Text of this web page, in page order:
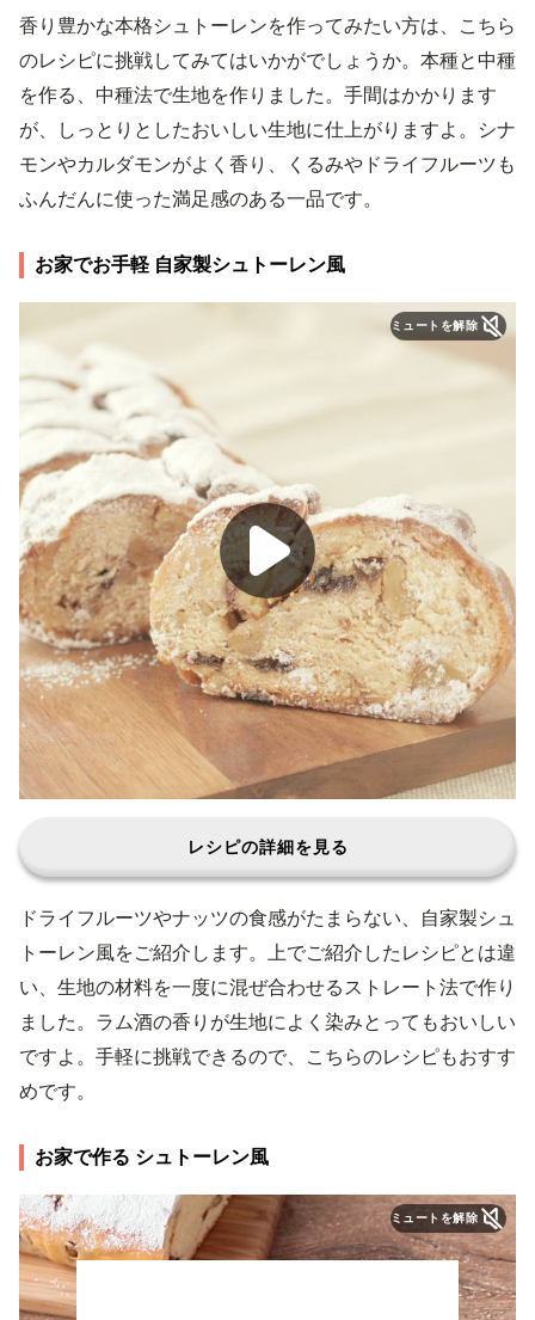
香り豊かな本格シュトーレンを作ってみたい方は、こちら
のレシピに挑戦してみてはいかがでしょうか。本種と中種
を作る、中種法で生地を作りました。手間はかかります
が、しっとりとしたおいしい生地に仕上がりますよ。シナ
モンやカルダモンがよく香り、くるみやドライフルーツも
ふんだんに使った満足感のある一品です。
お家でお手軽 自家製シュトーレン風
ミュートを解除
レシピの詳細を見る
ドライフルーツやナッツの食感がたまらない、自家製シュ
トーレン風をご紹介します。上でご紹介したレシピとは違
い、生地の材料を一度に混ぜ合わせるストレート法で作り
ました。ラム酒の香りが生地によく染みとってもおいしい
ですよ。手軽に挑戦できるので、こちらのレシピもおすす
めです。
お家で作る シュトーレン風
ミュートを解除